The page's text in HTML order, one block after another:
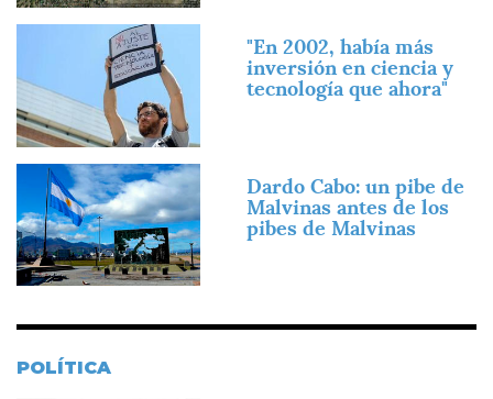
"En 2002, había más
inversión en ciencia y
tecnología que ahora"
Imagen
Dardo Cabo: un pibe de
Malvinas antes de los
pibes de Malvinas
POLÍTICA